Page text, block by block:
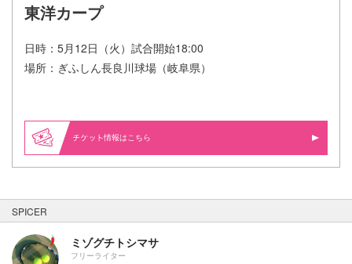
東洋カープ
日時：5月12日（火）試合開始18:00
場所：ぎふしん長良川球場（岐阜県）
情報はこちら
SPICER
ミゾグチトシマサ
フリーライター